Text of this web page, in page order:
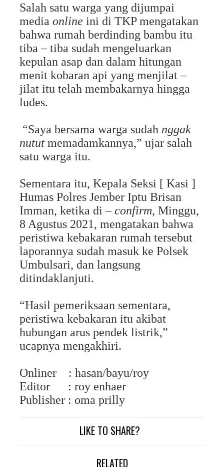
Salah satu warga yang dijumpai
media online ini di TKP mengatakan
bahwa rumah berdinding bambu itu
tiba – tiba sudah mengeluarkan
kepulan asap dan dalam hitungan
menit kobaran api yang menjilat –
jilat itu telah membakarnya hingga
ludes.
“Saya bersama warga sudah nggak
nutut memadamkannya,” ujar salah
satu warga itu.
Sementara itu, Kepala Seksi [ Kasi ]
Humas Polres Jember Iptu Brisan
Imman, ketika di –confirm, Minggu,
8 Agustus 2021, mengatakan bahwa
peristiwa kebakaran rumah tersebut
laporannya sudah masuk ke Polsek
Umbulsari, dan langsung
ditindaklanjuti.
“Hasil pemeriksaan sementara,
peristiwa kebakaran itu akibat
hubungan arus pendek listrik,”
ucapnya mengakhiri.
Onliner
: hasan/bayu/roy
Editor
: roy enhaer
Publisher : oma prilly
LIKE TO SHARE?
RELATED